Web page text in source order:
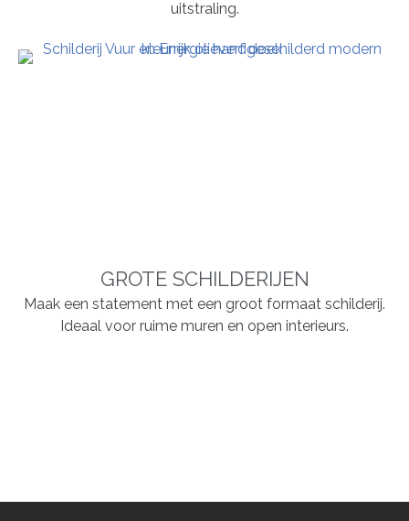
uitstraling.
GROTE SCHILDERIJEN
Maak een statement met een groot formaat schilderij.
Ideaal voor ruime muren en open interieurs.